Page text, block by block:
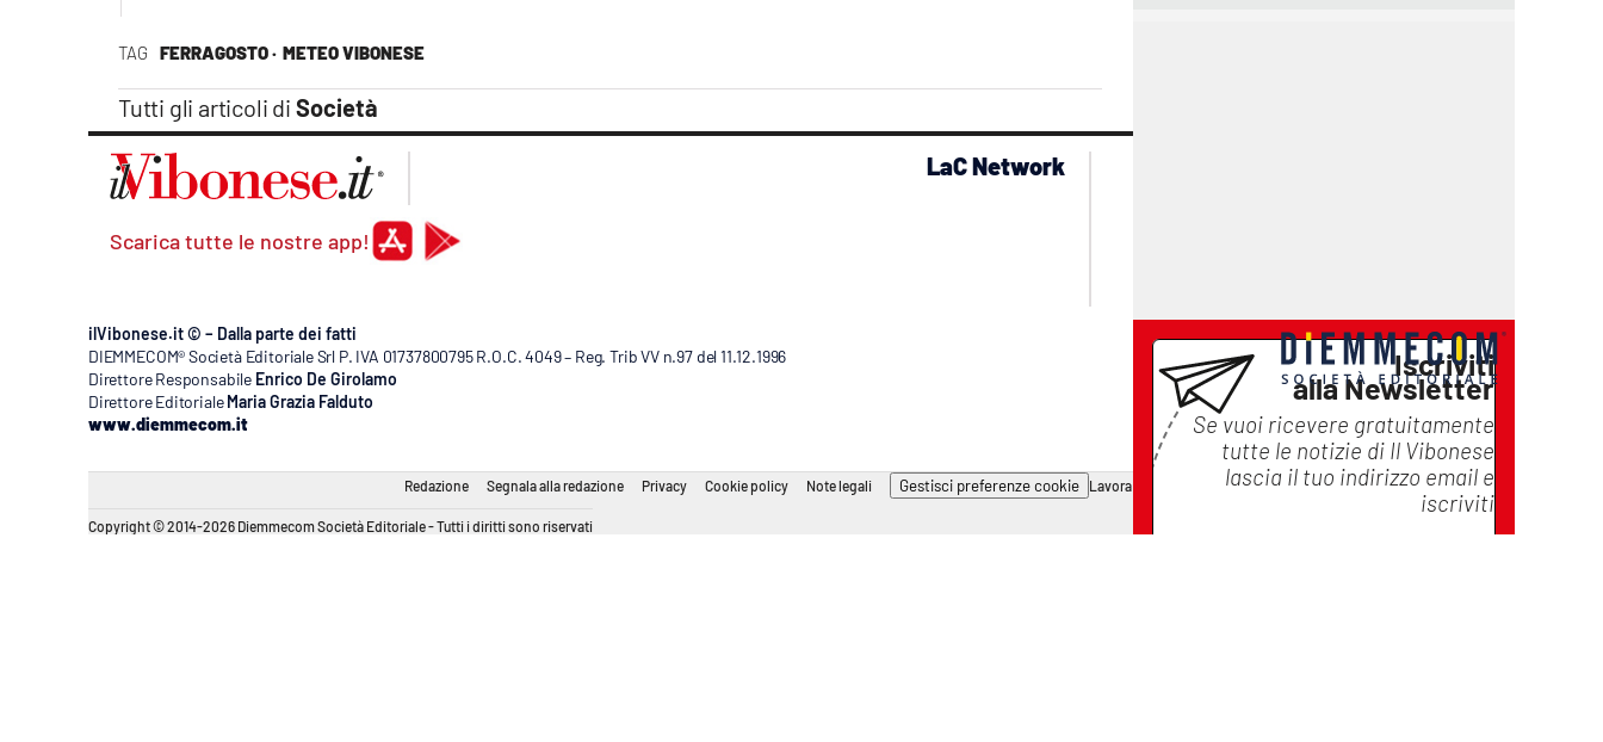
TAG FERRAGOSTO · METEO VIBONESE
Tutti gli articoli di Società
Iscriviti
alla Newsletter
Se vuoi ricevere gratuitamente
tutte le notizie di Il Vibonese
lascia il tuo indirizzo email e
iscriviti
Scarica tutte le nostre app!
LaC Network
ilVibonese.it © – Dalla parte dei fatti
DIEMMECOM® Società Editoriale Srl P. IVA 01737800795 R.O.C. 4049 – Reg. Trib VV n.97 del 11.12.1996
Direttore Responsabile Enrico De Girolamo
Direttore Editoriale Maria Grazia Falduto
www.diemmecom.it
Redazione Segnala alla redazione Privacy Cookie policy Note legali Gestisci preferenze cookie Lavora con noi
Copyright © 2014-2026 Diemmecom Società Editoriale - Tutti i diritti sono riservati